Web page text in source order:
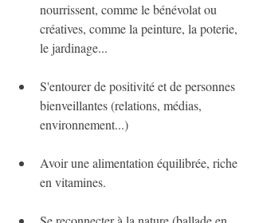
nourrissent, comme le bénévolat ou
créatives, comme la peinture, la poterie,
le jardinage...
S'entourer de positivité et de personnes
bienveillantes (relations, médias,
environnement...)
Avoir une alimentation équilibrée, riche
en vitamines.